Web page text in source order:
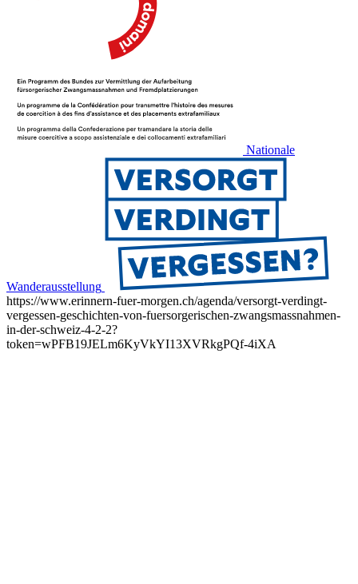
Nationale
Wanderausstellung
https://www.erinnern-fuer-morgen.ch/agenda/versorgt-verdingt-
vergessen-geschichten-von-fuersorgerischen-zwangsmassnahmen-
in-der-schweiz-4-2-2?
token=wPFB19JELm6KyVkYI13XVRkgPQf-4iXA